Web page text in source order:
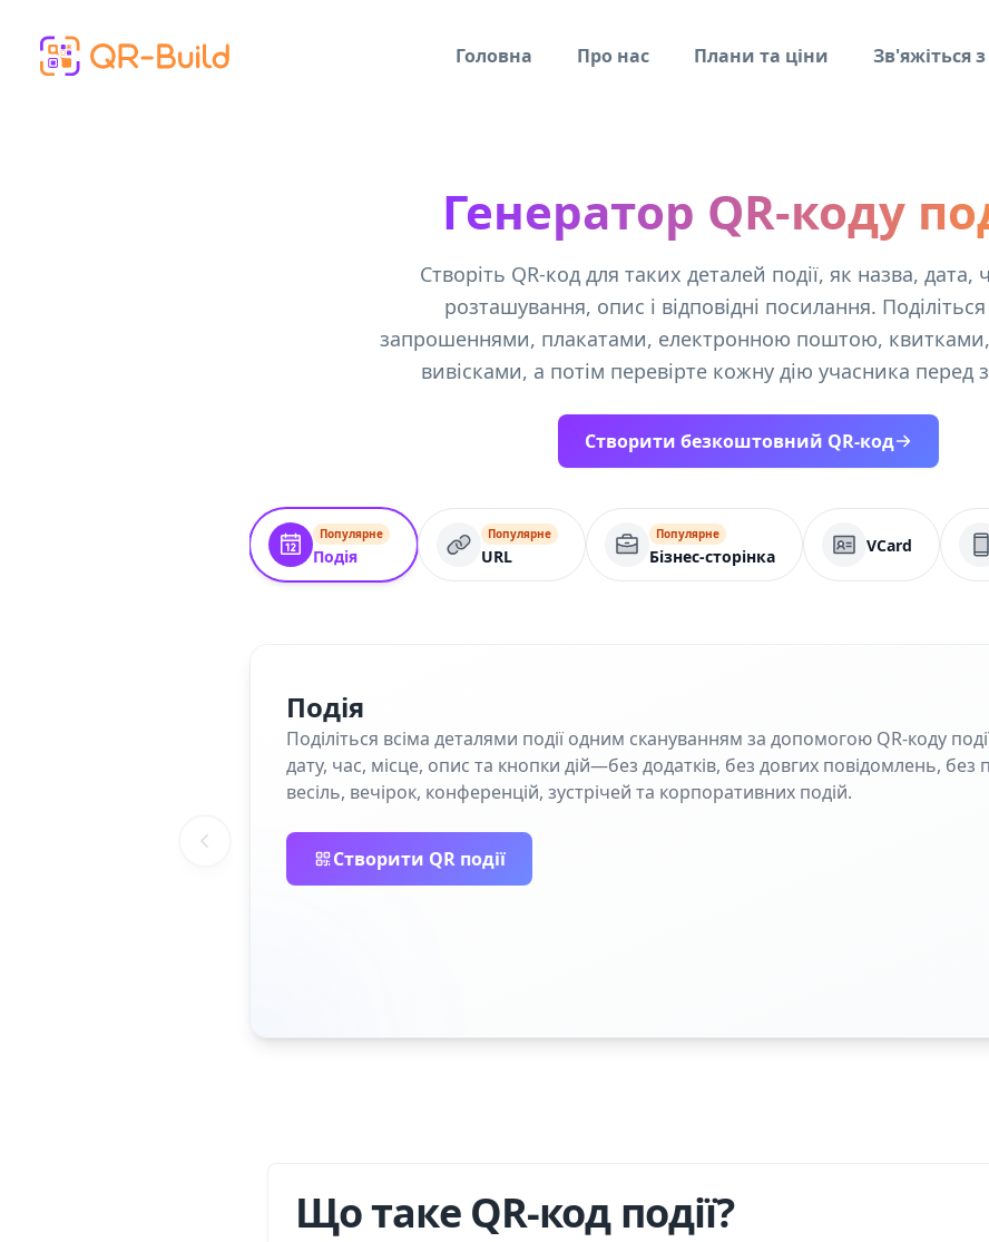
Головна
Про нас Плани та ціни Зв'яжіться
Генератор QR-коду
Створіть QR-код для таких деталей події, як назва, дата,
розташування, опис і відповідні посилання.
запрошеннями, плакатами, електронною поштою,
вивісками, а потім перевірте кожну дію учасника перед
Створити безкоштовний QR-код
Популярне
Подія
Популярне
URL
Популярне
Бізнес-сторінка
VCard
Подія
Поділіться всіма деталями події одним скануванням за допомогою QR-коду
дату, час, місце, опис та кнопки дій—без додатків, без довгих повідомлень, без
весіль, вечірок, конференцій, зустрічей та корпоративних подій.
Створити QR події
Що таке QR-код події?